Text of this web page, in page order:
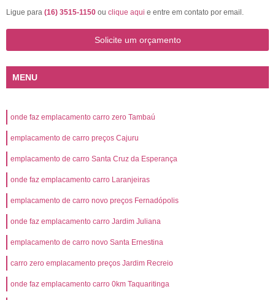
Ligue para (16) 3515-1150 ou clique aqui e entre em contato por email.
Solicite um orçamento
MENU
onde faz emplacamento carro zero Tambaú
emplacamento de carro preços Cajuru
emplacamento de carro Santa Cruz da Esperança
onde faz emplacamento carro Laranjeiras
emplacamento de carro novo preços Fernadópolis
onde faz emplacamento carro Jardim Juliana
emplacamento de carro novo Santa Ernestina
carro zero emplacamento preços Jardim Recreio
onde faz emplacamento carro 0km Taquaritinga